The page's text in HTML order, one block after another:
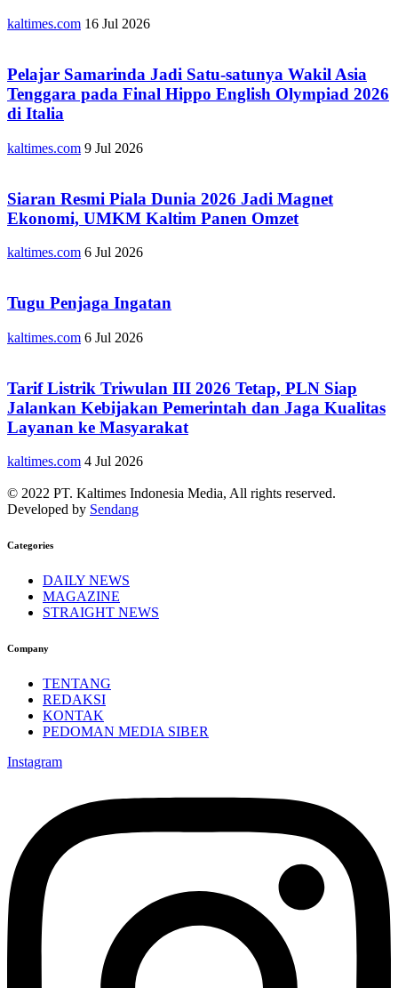
kaltimes.com 16 Jul 2026
Pelajar Samarinda Jadi Satu-satunya Wakil Asia
Tenggara pada Final Hippo English Olympiad 2026
di Italia
kaltimes.com 9 Jul 2026
Siaran Resmi Piala Dunia 2026 Jadi Magnet
Ekonomi, UMKM Kaltim Panen Omzet
kaltimes.com 6 Jul 2026
Tugu Penjaga Ingatan
kaltimes.com 6 Jul 2026
Tarif Listrik Triwulan III 2026 Tetap, PLN Siap
Jalankan Kebijakan Pemerintah dan Jaga Kualitas
Layanan ke Masyarakat
kaltimes.com 4 Jul 2026
© 2022 PT. Kaltimes Indonesia Media, All rights reserved.
Developed by Sendang
Categories
DAILY NEWS
MAGAZINE
STRAIGHT NEWS
Company
TENTANG
REDAKSI
KONTAK
PEDOMAN MEDIA SIBER
Instagram